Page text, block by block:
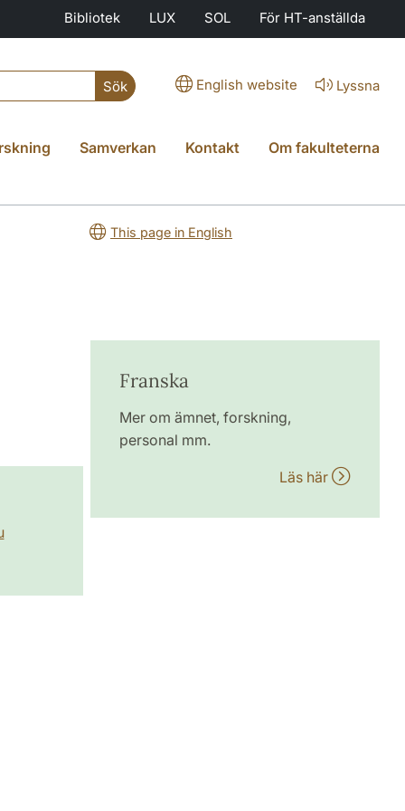
Bibliotek LUX SOL För HT-anställda
Sök English website Lyssna
Samverkan Kontakt Om fakulteterna
This page in English
Franska
Mer om ämnet, forskning,
personal mm.
Läs här